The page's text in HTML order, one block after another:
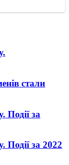
стали
Події за
Події за 2022